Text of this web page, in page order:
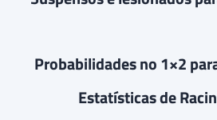
Probabilidades no 1×2
Estatísticas de